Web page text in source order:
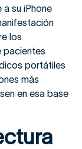
su iPhone
los
pacientes
portátiles
más
en esa base